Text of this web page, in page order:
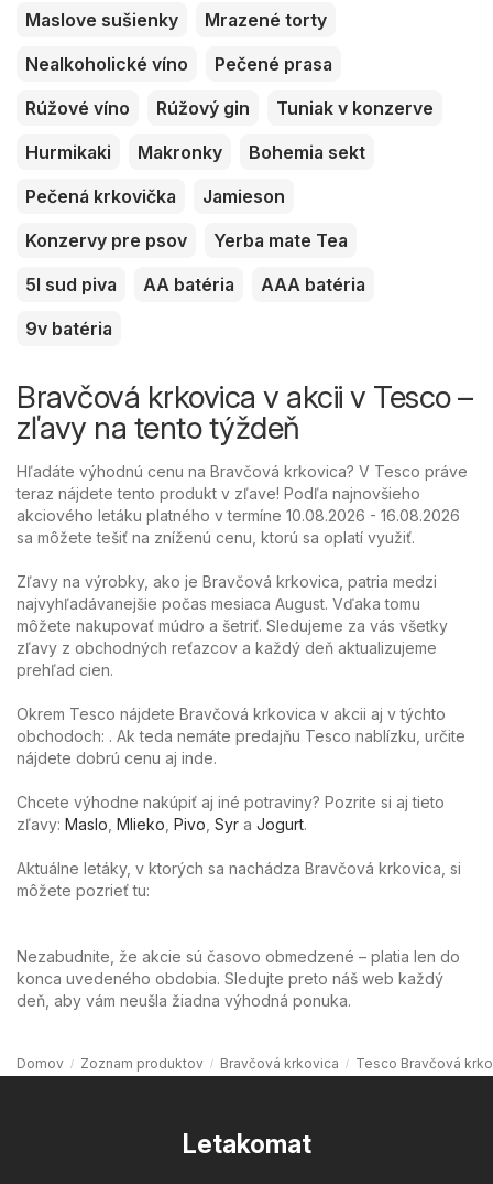
Maslove sušienky
Mrazené torty
Nealkoholické víno
Pečené prasa
Rúžové víno
Rúžový gin
Tuniak v konzerve
Hurmikaki
Makronky
Bohemia sekt
Pečená krkovička
Jamieson
Konzervy pre psov
Yerba mate Tea
5l sud piva
AA batéria
AAA batéria
9v batéria
Bravčová krkovica v akcii v Tesco –
zľavy na tento týždeň
Hľadáte výhodnú cenu na Bravčová krkovica? V Tesco práve
teraz nájdete tento produkt v zľave! Podľa najnovšieho
akciového letáku platného v termíne 10.08.2026 - 16.08.2026
sa môžete tešiť na zníženú cenu, ktorú sa oplatí využiť.
Zľavy na výrobky, ako je Bravčová krkovica, patria medzi
najvyhľadávanejšie počas mesiaca August. Vďaka tomu
môžete nakupovať múdro a šetriť. Sledujeme za vás všetky
zľavy z obchodných reťazcov a každý deň aktualizujeme
prehľad cien.
Okrem Tesco nájdete Bravčová krkovica v akcii aj v týchto
obchodoch: . Ak teda nemáte predajňu Tesco nablízku, určite
nájdete dobrú cenu aj inde.
Chcete výhodne nakúpiť aj iné potraviny? Pozrite si aj tieto
zľavy: Maslo Mlieko Pivo Syr a Jogurt.
Aktuálne letáky, v ktorých sa nachádza Bravčová krkovica, si
môžete pozrieť tu:
Nezabudnite, že akcie sú časovo obmedzené – platia len do
konca uvedeného obdobia. Sledujte preto náš web každý
deň, aby vám neušla žiadna výhodná ponuka.
Domov Zoznam produktov Bravčová krkovica Tesco Bravčová
Letakomat